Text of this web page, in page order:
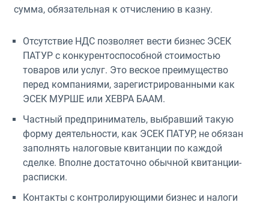
сумма, обязательная к отчислению в казну.
Отсутствие НДС позволяет вести бизнес ЭСЕК
ПАТУР с конкурентоспособной стоимостью
товаров или услуг. Это веское преимущество
перед компаниями, зарегистрированными как
ЭСЕК МУРШЕ или ХЕВРА БААМ.
Частный предприниматель, выбравший такую
форму деятельности, как ЭСЕК ПАТУР, не обязан
заполнять налоговые квитанции по каждой
сделке. Вполне достаточно обычной квитанции-
расписки.
Контакты с контролирующими бизнес и налоги